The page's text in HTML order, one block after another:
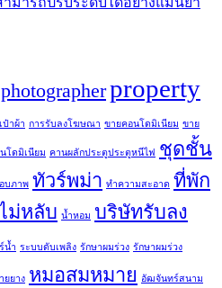
property
ป๋าผ้า การรับลงโฆษณา ขายคอนโดมิเนียม ขาย
โดมิเนียม คานผลักประตูประตูหนีไฟ
ชุดชั้น
บภาพ ทัวร์พม่า ทำความสะอาด ที่พัก
ม่หลับ น้ำหอม บริษัทรับลง
น้ำ ระบบดับเพลิง รักษาผมร่วง รักษาผมร่วง
ยยาง หมอสมหมาย อัฒจันทร์สนาม